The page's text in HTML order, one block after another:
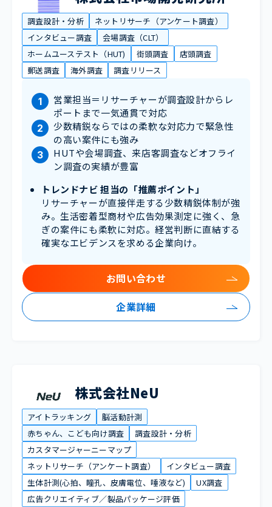
調査設計・分析
ネットリサーチ（アンケート調査）
インタビュー調査
会場調査（CLT）
ホームユーステスト（HUT)
街頭調査
店頭調査
郵送調査
海外調査 調査リリース
営業担当＝リサーチャーが調査設計からレ
ポートまで一気通貫で対応
少数精鋭ならではの柔軟な対応力で緊急性
の高い案件にも強み
HUTや会場調査、来店客調査などオフライ
ン調査の実績が豊富
トレンドナビ 担当の「推薦ポイント」
リサーチャーが直接伴走する少数精鋭体制が強
み。生活密着型商材や広告効果測定に強く、急
ぎの案件にも柔軟に対応。経営判断に直結する
確実なエビデンスを求める企業向け。
企業詳細
お問い合わせ
株式会社NeU
アイトラッキング
脳活動計測
赤ちゃん、こども向け調査
調査設計・分析
カスタマージャーニーマップ
ネットリサーチ（アンケート調査）
インタビュー調査
生体計測(心拍、瞳孔、皮膚電位、唾液など)
UX調査
広告クリエイティブ／製品パッケージ評価